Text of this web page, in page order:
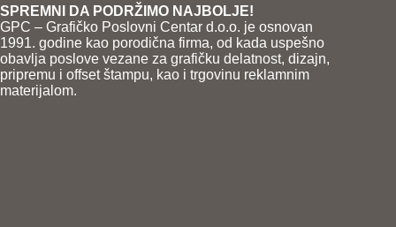
SPREMNI DA PODRŽIMO NAJBOLJE!
GPC – Grafičko Poslovni Centar d.o.o. je osnovan
1991. godine kao porodična firma, od kada uspešno
obavlja poslove vezane za grafičku delatnost, dizajn,
pripremu i offset štampu, kao i trgovinu reklamnim
materijalom.